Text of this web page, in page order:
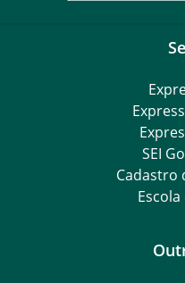
SEI
Cadastro